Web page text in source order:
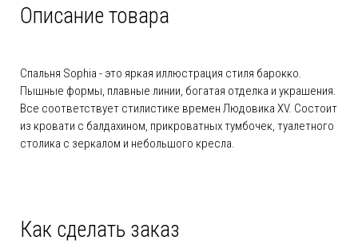
Описание товара
Спальня Sophia - это яркая иллюстрация стиля барокко.
Пышные формы, плавные линии, богатая отделка и украшения.
Все соответствует стилистике времен Людовика XV. Состоит
из кровати с балдахином, прикроватных тумбочек, туалетного
столика с зеркалом и небольшого кресла.
Как сделать заказ